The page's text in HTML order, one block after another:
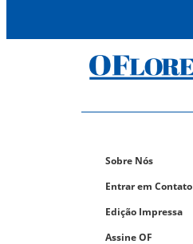
Sobre Nós
Entrar em Contato
Edição Impressa
Assine OF